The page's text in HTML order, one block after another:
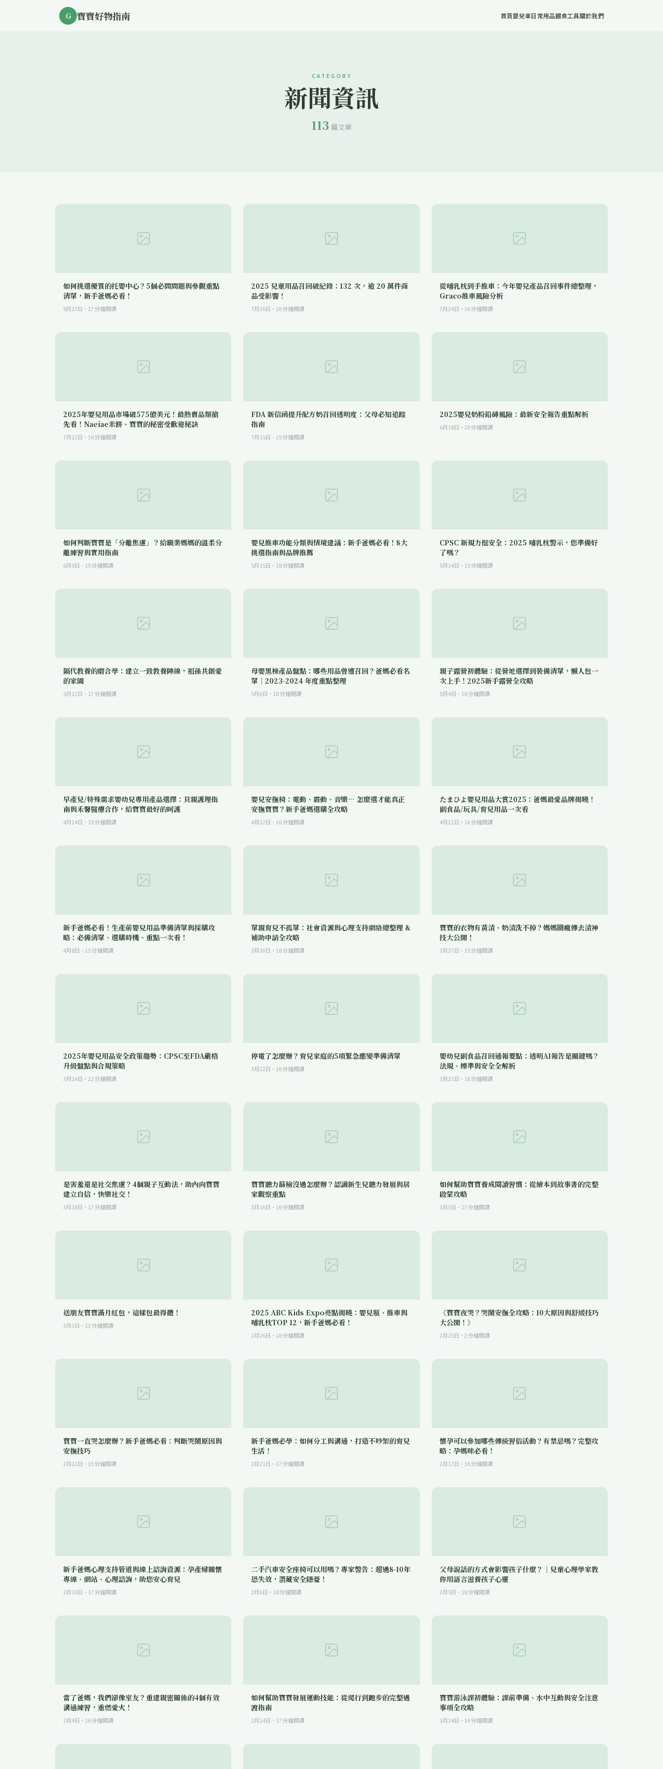
G 寶寶好物指南 首頁嬰兒車日常用品餵食工具關於我們
CATEGORY
新聞資訊
113 篇文章
如何挑選優質的托嬰中心？5個必問問題與參觀重點
清單，新手爸媽必看！
8月23日 · 17分鐘閱讀
2025 兒童用品召回破紀錄：132 次，逾 20 萬件商
品受影響！
7月26日 · 16分鐘閱讀
從哺乳枕到手推車：今年嬰兒產品召回事件總整理，
Graco推車風險分析
7月24日 · 16分鐘閱讀
2025年嬰兒用品市場破575億美元！最熱賣品類搶
先看！Naeiae米餅、寶寶的秘密受歡迎秘訣
7月22日 · 16分鐘閱讀
FDA 新信函提升配方奶召回透明度：父母必知追蹤
指南
7月15日 · 15分鐘閱讀
2025嬰兒奶粉鉛砷風險：最新安全報告重點解析
6月18日 · 20分鐘閱讀
如何判斷寶寶是「分離焦慮」？給職業媽媽的溫柔分
離練習與實用指南
6月9日 · 15分鐘閱讀
嬰兒推車功能分類與情境建議：新手爸媽必看！8大
挑選指南與品牌推薦
5月15日 · 18分鐘閱讀
CPSC 新規力挺安全：2025 哺乳枕警示，您準備好
了嗎？
5月14日 · 15分鐘閱讀
隔代教養的磨合學：建立一致教養陣線，祖孫共創愛
的家園
5月12日 · 17分鐘閱讀
母嬰黑榜產品盤點：哪些用品曾遭召回？爸媽必看名
單｜2023-2024 年度重點整理
5月6日 · 18分鐘閱讀
親子露營初體驗：從營地選擇到裝備清單，懶人包一
次上手！2025新手露營全攻略
5月4日 · 18分鐘閱讀
早產兒/特殊需求嬰幼兒專用產品選擇：貝親護理指
南與禾馨醫療合作，給寶寶最好的呵護
4月24日 · 15分鐘閱讀
嬰兒安撫椅：電動、震動、音樂… 怎麼選才能真正
安撫寶寶？新手爸媽選購全攻略
4月22日 · 16分鐘閱讀
たまひよ嬰兒用品大賞2025：爸媽最愛品牌揭曉！
副食品/玩具/育兒用品一次看
4月21日 · 16分鐘閱讀
新手爸媽必看！生產前嬰兒用品準備清單與採購攻
略：必備清單、選購時機、重點一次看！
4月8日 · 15分鐘閱讀
單親育兒不孤單：社會資源與心理支持網絡總整理 &
補助申請全攻略
3月30日 · 18分鐘閱讀
寶寶的衣物有黃漬、奶漬洗不掉？媽媽圈瘋傳去漬神
技大公開！
3月27日 · 15分鐘閱讀
2025年嬰兒用品安全政策趨勢：CPSC至FDA嚴格
升級盤點與合規策略
3月26日 · 22分鐘閱讀
停電了怎麼辦？育兒家庭的5項緊急應變準備清單
3月22日 · 16分鐘閱讀
嬰幼兒副食品召回通報要點：透明AI報告是關鍵嗎？
法規、標準與安全全解析
3月21日 · 18分鐘閱讀
是害羞還是社交焦慮？4個親子互動法，助內向寶寶
建立自信，快樂社交！
3月18日 · 17分鐘閱讀
寶寶聽力篩檢沒過怎麼辦？認識新生兒聽力發展與居
家觀察重點
3月16日 · 16分鐘閱讀
如何幫助寶寶養成閱讀習慣：從繪本到故事書的完整
啟蒙攻略
3月5日 · 17分鐘閱讀
送朋友寶寶滿月紅包，這樣包最得體！
3月3日 · 13分鐘閱讀
2025 ABC Kids Expo亮點揭曉：嬰兒瓶、推車與
哺乳枕TOP 12，新手爸媽必看！
2月26日 · 18分鐘閱讀
《寶寶夜哭？哭鬧安撫全攻略：10大原因與舒緩技巧
大公開！》
2月25日 · 2分鐘閱讀
寶寶一直哭怎麼辦？新手爸媽必看：判斷哭鬧原因與
安撫技巧
2月22日 · 15分鐘閱讀
新手爸媽必學：如何分工與溝通，打造不吵架的育兒
生活！
2月21日 · 17分鐘閱讀
懷孕可以參加哪些傳統習俗活動？有禁忌嗎？完整攻
略：孕媽咪必看！
2月17日 · 16分鐘閱讀
新手爸媽心理支持管道與線上諮詢資源：孕產婦關懷
專線、網站、心理諮詢，助您安心育兒
2月10日 · 17分鐘閱讀
二手汽車安全座椅可以用嗎？專家警告：超過8-10年
恐失效，潛藏安全隱憂！
2月6日 · 18分鐘閱讀
父母說話的方式會影響孩子什麼？｜兒童心理學家教
你用語言滋養孩子心靈
2月5日 · 18分鐘閱讀
當了爸媽，我們卻像室友？重建親密關係的4個有效
溝通練習，重燃愛火！
2月4日 · 16分鐘閱讀
如何幫助寶寶發展運動技能：從爬行到跑步的完整過
渡指南
1月14日 · 17分鐘閱讀
寶寶游泳課初體驗：課前準備、水中互動與安全注意
事項全攻略
1月14日 · 14分鐘閱讀